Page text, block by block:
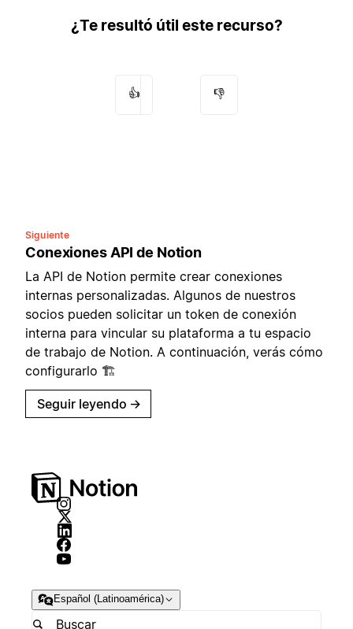
¿Te resultó útil este recurso?
👍 👎
Siguiente
Conexiones API de Notion
La API de Notion permite crear conexiones
internas personalizadas. Algunos de nuestros
socios pueden solicitar un token de conexión
interna para vincular su plataforma a tu espacio
de trabajo de Notion. A continuación, verás cómo
configurarlo 🏗️
Seguir leyendo →
Español (Latinoamérica)